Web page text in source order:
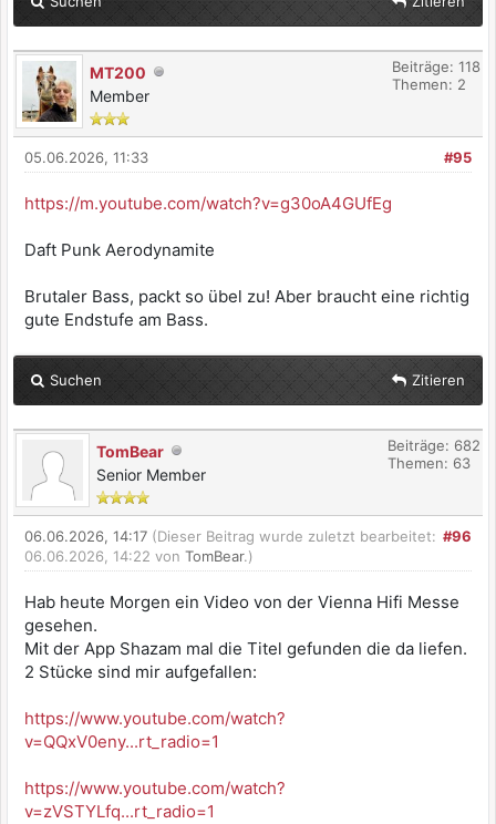
MT200
Member
Beiträge: 118
Themen: 2
#95
05.06.2026, 11:33
https://m.youtube.com/watch?v=g30oA4GUfEg
Daft Punk Aerodynamite
Brutaler Bass, packt so übel zu! Aber braucht eine richtig
gute Endstufe am Bass.
Suchen Zitieren
TomBear
Senior Member
Beiträge: 682
Themen: 63
#96
06.06.2026, 14:17 (Dieser Beitrag wurde zuletzt bearbeitet:
06.06.2026, 14:22 von TomBear.)
Hab heute Morgen ein Video von der Vienna Hifi Messe
gesehen.
Mit der App Shazam mal die Titel gefunden die da liefen.
2 Stücke sind mir aufgefallen:
https://www.youtube.com/watch?
v=QQxV0eny...rt_radio=1
https://www.youtube.com/watch?
v=zVSTYLfq...rt_radio=1